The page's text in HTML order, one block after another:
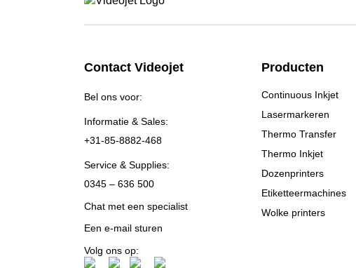
Contact Videojet
Bel ons voor:
Informatie & Sales:
+31-85-8882-468
Service & Supplies:
0345 – 636 500
Chat met een specialist
Een e-mail sturen
Volg ons op:
Producten
Continuous Inkjet
Lasermarkeren
Thermo Transfer
Thermo Inkjet
Dozenprinters
Etiketteermachines
Wolke printers